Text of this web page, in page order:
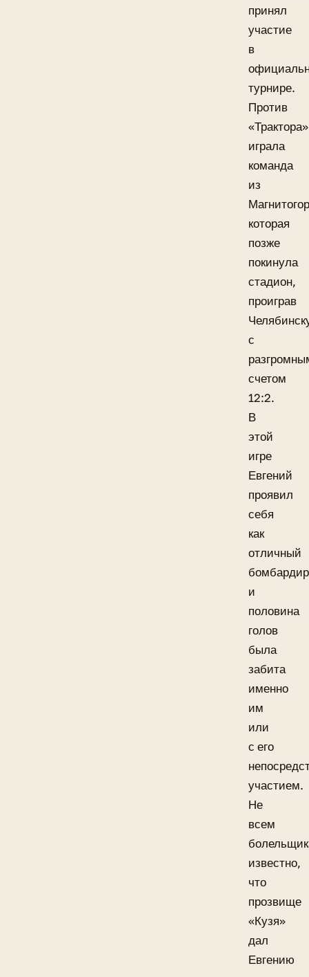
принял
участие
в
турнире.
Против
«Трактора»
играла
команда
из
которая
позже
покинула
стадион,
проиграв
с
счетом
12:2.
В
этой
игре
Евгений
проявил
себя
как
отличный
и
половина
голов
была
забита
именно
им
или
с его
участием.
Не
всем
известно,
что
прозвище
«Кузя»
дал
Евгению